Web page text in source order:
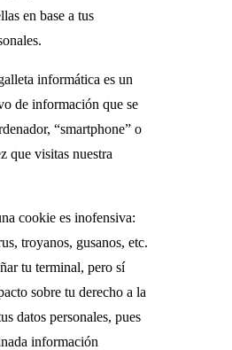
en base a tus
informática es un
de información que se
“smartphone” o
que visitas nuestra
cookie es inofensiva:
troyanos, gusanos, etc.
tu terminal, pero sí
sobre tu derecho a la
datos personales, pues
información